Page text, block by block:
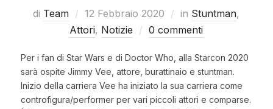
di Team 12 Febbraio 2020 in Stuntman,
Attori, Notizie 0 commenti
Per i fan di Star Wars e di Doctor Who, alla Starcon 2020
sarà ospite Jimmy Vee, attore, burattinaio e stuntman.
Inizio della carriera Vee ha iniziato la sua carriera come
controfigura/performer per vari piccoli attori e comparse.